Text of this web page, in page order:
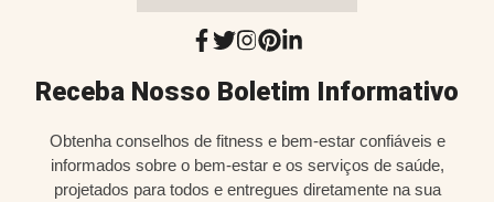
Receba Nosso Boletim Informativo
Obtenha conselhos de fitness e bem-estar confiáveis e
informados sobre o bem-estar e os serviços de saúde,
projetados para todos e entregues diretamente na sua